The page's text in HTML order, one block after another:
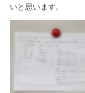
いと思います。